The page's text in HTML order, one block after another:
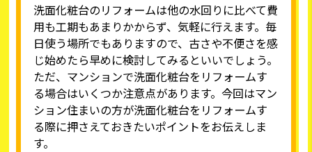
洗面化粧台のリフォームは他の水回りに比べて費
用も工期もあまりかからず、気軽に行えます。毎
日使う場所でもありますので、古さや不便さを感
じ始めたら早めに検討してみるといいでしょう。
ただ、マンションで洗面化粧台をリフォームす
る場合はいくつか注意点があります。今回はマン
ション住まいの方が洗面化粧台をリフォームす
る際に押さえておきたいポイントをお伝えしま
す。